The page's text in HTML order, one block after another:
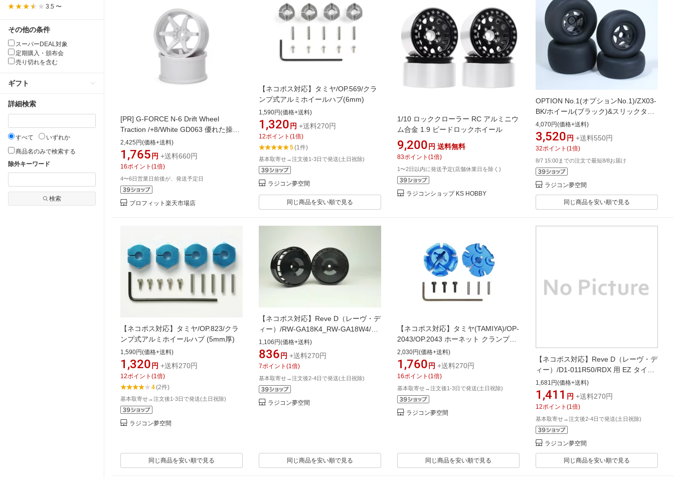
3.5 〜
その他の条件
スーパーDEAL対象
定期購入・頒布会
売り切れを含む
ギフト
詳細検索
すべて
いずれか
商品名のみで検索する
除外キーワード
検索
[PR] G-FORCE N-6 Drift Wheel
Traction /+8/White GD063 優れた操縦
性を誇るTractionホイール
2,425円(価格+送料)
1,765 円 +送料660円
16ポイント (1倍)
4〜6日営業日前後が、発送予定日
プロフィット楽天市場店
【ネコポス対応】タミヤ/OP.569/クラ
ンプ式アルミホイールハブ(6mm)
1,590円(価格+送料)
1,320 円 +送料270円
12ポイント (1 倍)
5(1件)
基本取寄せ→注文後1-3日で発送(土日祝除)
ラジコン夢空間
同じ商品を安い順で見る
1/10 ロッククローラー RC アルミニウ
ム合金 1.9 ビードロックホイール
9,200 円 送料無料
83ポイント (1倍)
1〜2日以内に発送予定(店舗休業日を除く)
ラジコンショップ KS HOBBY
OPTION No.1(オプションNo.1)/ZX03-
BK/ホイール(ブラック)&スリックタイ
ヤ1台分/ホーネットEVO/ホーネット、
グラスホッパー
4,070円(価格+送料)
3,520 円 +送料550円
32ポイント (1 倍)
8/7 15:00までの注文で最短8/8お届け
ラジコン夢空間
同じ商品を安い順で見る
【ネコポス対応】タミヤ/OP.823/クラ
ンプ式アルミホイールハブ (5mm厚)
1,590円(価格+送料)
1,320 円 +送料270円
12ポイント (1倍)
4(2件)
基本取寄せ→注文後1-3日で発送(土日祝除)
ラジコン夢空間
同じ商品を安い順で見る
【ネコポス対応】Reve D（レーヴ・デ
ィー）/RW-GA18K4_RW-GA18W4/ド
リフト コンペティションホイール
GA18 (オフセット4)2個入
1,106円(価格+送料)
836 円 +送料270円
7ポイント (1倍)
基本取寄せ→注文後2-4日で発送(土日祝除)
ラジコン夢空間
同じ商品を安い順で見る
【ネコポス対応】タミヤ(TAMIYA)/OP-
2043/OP.2043 ホーネット クランプ式
アルミホイールハブ (2個)
2,030円(価格+送料)
1,760 円 +送料270円
16ポイント (1倍)
基本取寄せ→注文後1-3日で発送(土日祝除)
ラジコン夢空間
同じ商品を安い順で見る
【ネコポス対応】Reve D（レーヴ・デ
ィー）/D1-011R50/RDX 用 EZ タイプ
ホイールハブ 5.0mm 厚
1,681円(価格+送料)
1,411 円 +送料270円
12ポイント (1 倍)
基本取寄せ→注文後2-4日で発送(土日祝除)
ラジコン夢空間
同じ商品を安い順で見る